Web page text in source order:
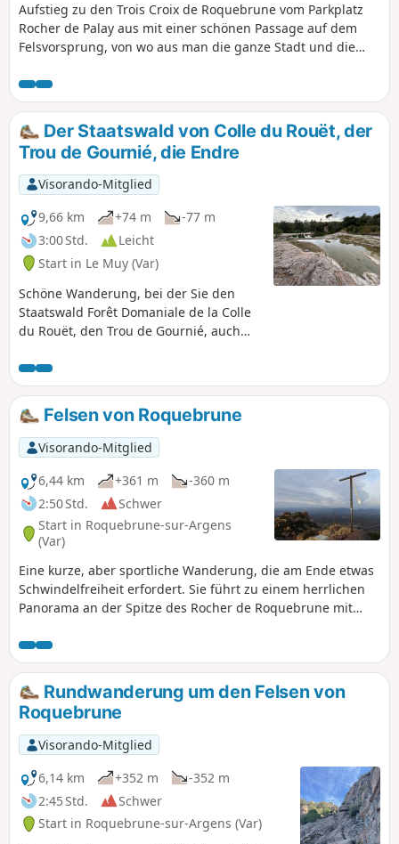
Aufstieg zu den Trois Croix de Roquebrune vom Parkplatz
Rocher de Palay aus mit einer schönen Passage auf dem
Felsvorsprung, von wo aus man die ganze Stadt und die
Informationen.
Der Staatswald von Colle du Rouët, der
Trou de Gournié, die Endre
Visorando-Mitglied
9,66 km
+74 m
-77 m
3:00 Std.
Leicht
Start in Le Muy (Var)
Schöne Wanderung, bei der Sie den
Staatswald Forêt Domaniale de la Colle
du Rouët, den Trou de Gournié, auch
Fluss Endre entdecken können.
Felsen von Roquebrune
Visorando-Mitglied
6,44 km
+361 m
-360 m
2:50 Std.
Schwer
Start in Roquebrune-sur-Argens
(Var)
Eine kurze, aber sportliche Wanderung, die am Ende etwas
Schwindelfreiheit erfordert. Sie führt zu einem herrlichen
Panorama an der Spitze des Rocher de Roquebrune mit
Rundwanderung um den Felsen von
Roquebrune
Visorando-Mitglied
6,14 km
+352 m
-352 m
2:45 Std.
Schwer
Start in Roquebrune-sur-Argens (Var)